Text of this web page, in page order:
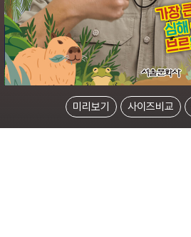
미리보기 사이즈비교